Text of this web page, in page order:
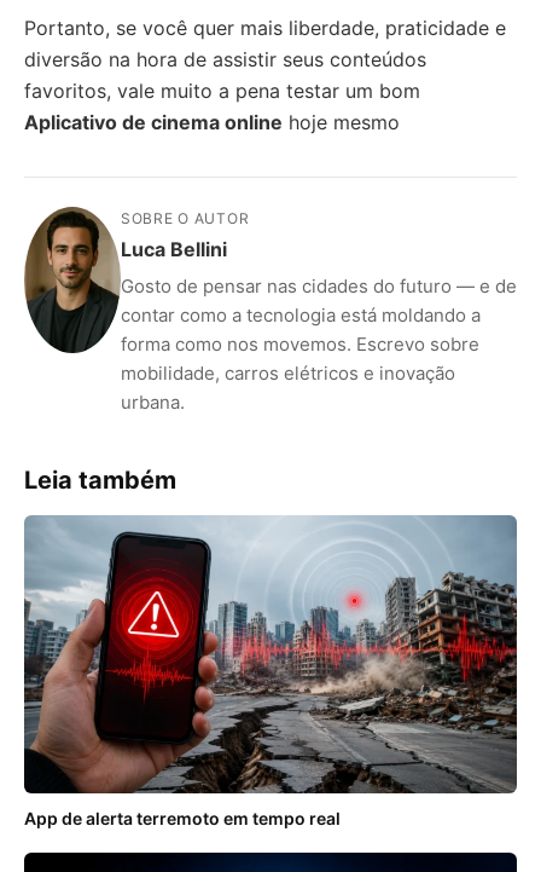
Portanto, se você quer mais liberdade, praticidade e
diversão na hora de assistir seus conteúdos
favoritos, vale muito a pena testar um bom
Aplicativo de cinema online hoje mesmo
SOBRE O AUTOR
Luca Bellini
Gosto de pensar nas cidades do futuro — e de
contar como a tecnologia está moldando a
forma como nos movemos. Escrevo sobre
mobilidade, carros elétricos e inovação
urbana.
Leia também
App de alerta terremoto em tempo real